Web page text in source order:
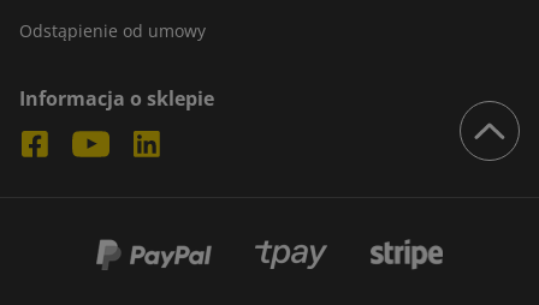
Odstąpienie od umowy
Informacja o sklepie